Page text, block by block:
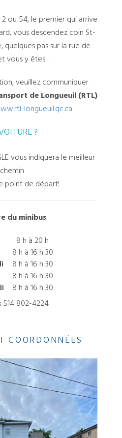
ou 54, le premier qui arrive
vous descendez coin St-
quelques pas sur la rue de
vous y êtes…
veuillez communiquer
de Longueuil (RTL)
longueuil.qc.ca
?
vous indiquera le meilleur
chemin
point de départ!
du minibus
8 h à 20 h
8 h à 16 h 30
8 h à 16 h 30
8 h à 16 h 30
8 h à 16 h 30
514 802-4224
COORDONNÉES